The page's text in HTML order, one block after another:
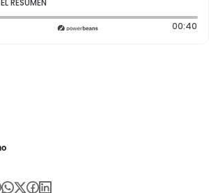
transcurrido: 0 segundos 00:40